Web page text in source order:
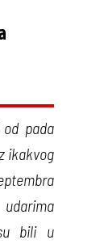
pada
ikakvog
bili u